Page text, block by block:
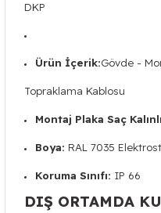
DKP
Ürün İçerik:Gövde -
Topraklama Kablosu
Montaj Plaka Saç
Boya: RAL 7035
Koruma Sınıfı: IP 66
DIŞ ORTAMDA